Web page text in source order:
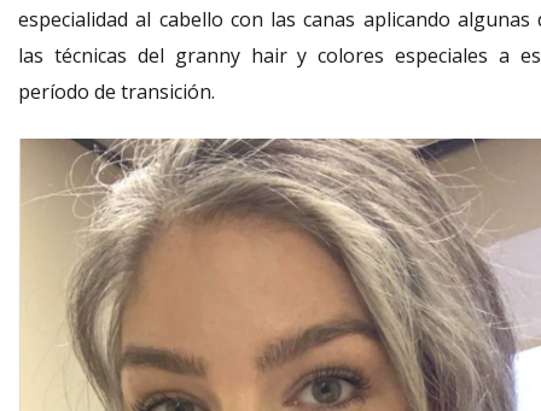
especialidad al cabello con las canas aplicando algunas
las técnicas del granny hair y colores especiales a
período de transición.